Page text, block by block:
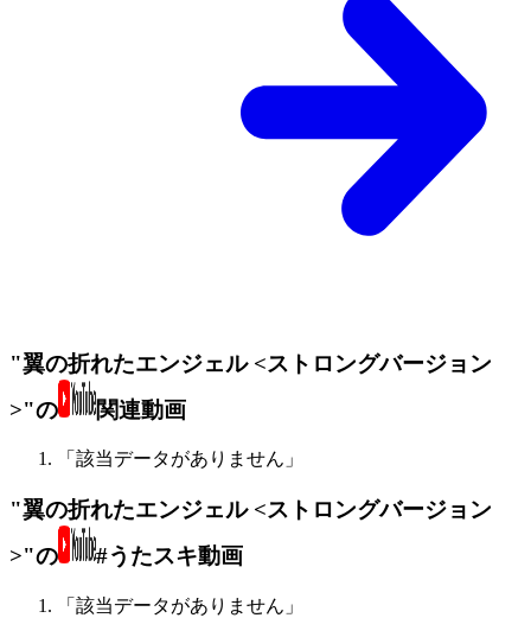
"翼の折れたエンジェル <ストロングバージョン
>"の
関連動画
「該当データがありません」
"翼の折れたエンジェル <ストロングバージョン
>"の
#うたスキ動画
「該当データがありません」